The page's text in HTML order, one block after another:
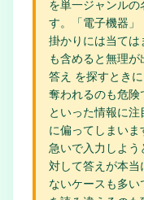
を単一ジャンル
す。「電子機器
掛かりには当ては
も含めると無理
答え を探すとき
奪われるのも危険
といった情報に
に偏ってしまい
急いで入力しよう
対して答えが本当
ないケースも多